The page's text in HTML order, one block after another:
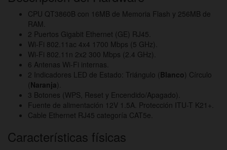
CPU QT3860B con 16MB de Memoria Flash y 256MB de
RAM.
2 Puertos Gigabit Ethernet (GE) RJ45.
Wi-Fi 802.11ac 4x4 1700 Mbps (5 GHz).
Wi-Fi 802.11n 2x2 300 Mbps (2.4 GHz).
6 Antenas Wi-Fi internas.
2 Indicadores LED de Estado: Triángulo (Blanco) Círculo
(Naranja).
3 Botones (WPS, Reset y Encendido/Apagado).
Fuente de alimentación 12V 1.5A. Protección ITU-T K21+.
Cable Ethernet RJ45 categoría CAT5e.
Características físicas